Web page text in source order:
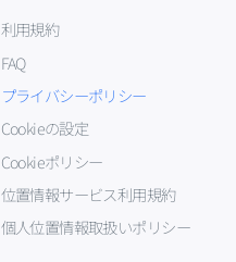
利用規約
FAQ
プライバシーポリシー
Cookieの設定
Cookieポリシー
位置情報サービス利用規約
個人位置情報取扱いポリシー